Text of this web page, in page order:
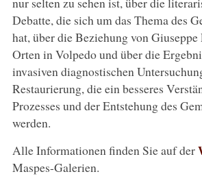
Debatte, die sich um das Thema des
hat, über die Beziehung von
Orten in Volpedo und über die
invasiven diagnostischen
Restaurierung, die ein besseres
Prozesses und der Entstehung des
werden.
Alle Informationen finden Sie auf der
Maspes-Galerien.